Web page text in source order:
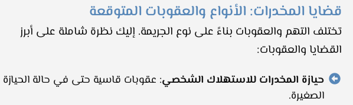
قضايا المخدرات: الأنواع والعقوبات المتوقعة
تختلف التهم والعقوبات بناءً على نوع الجريمة. إليك نظرة شاملة على أبرز
القضايا والعقوبات:
حيازة المخدرات للاستهلاك الشخصي: عقوبات قاسية حتى في حالة الحيازة
الصغيرة.